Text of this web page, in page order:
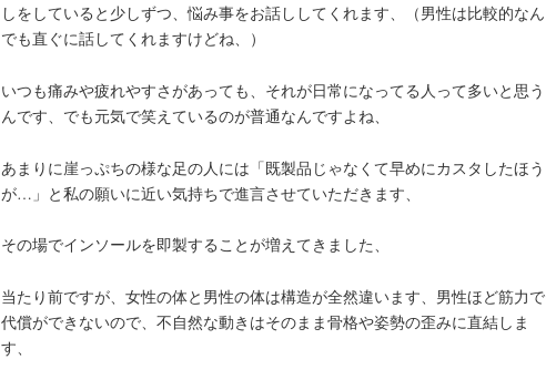
しをしていると少しずつ、悩み事をお話ししてくれます、（男性は比較的なん
でも直ぐに話してくれますけどね、）
いつも痛みや疲れやすさがあっても、それが日常になってる人って多いと思う
んです、でも元気で笑えているのが普通なんですよね、
あまりに崖っぷちの様な足の人には「既製品じゃなくて早めにカスタしたほう
が…」と私の願いに近い気持ちで進言させていただきます、
その場でインソールを即製することが増えてきました、
当たり前ですが、女性の体と男性の体は構造が全然違います、男性ほど筋力で
代償ができないので、不自然な動きはそのまま骨格や姿勢の歪みに直結しま
す、